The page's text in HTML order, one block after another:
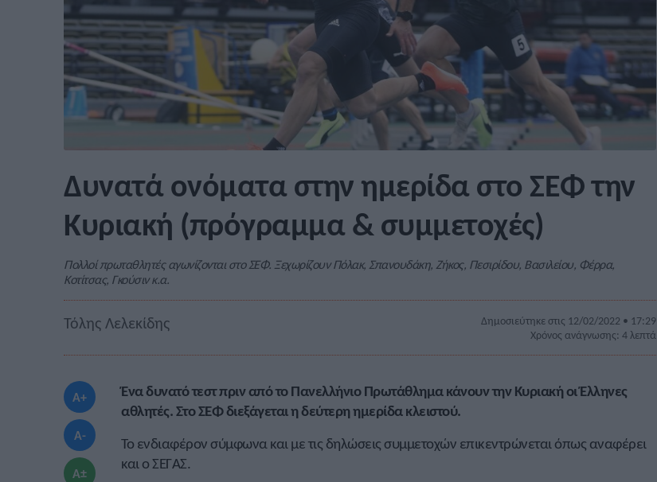
Δυνατά ονόματα στην ημερίδα στο ΣΕΦ την
Κυριακή (πρόγραμμα & συμμετοχές)
Πολλοί πρωταθλητές αγωνίζονται στο ΣΕΦ. Ξεχωρίζουν Πόλακ, Σπανουδάκη, Ζήκος, Πεσιρίδου, Βασιλείου, Φέρρα,
Κοτίτσας, Γκούσιν κ.α.
Τόλης Λελεκίδης
Δημοσιεύτηκε στις 12/02/2022 • 17:29
Χρόνος ανάγνωσης: 4 λεπτά
A+
A-
A±
Ένα δυνατό τεστ πριν από το Πανελλήνιο Πρωτάθλημα κάνουν την Κυριακή οι Έλληνες
αθλητές. Στο ΣΕΦ διεξάγεται η δεύτερη ημερίδα κλειστού.
Το ενδιαφέρον σύμφωνα και με τις δηλώσεις συμμετοχών επικεντρώνεται όπως αναφέρει
και ο ΣΕΓΑΣ.